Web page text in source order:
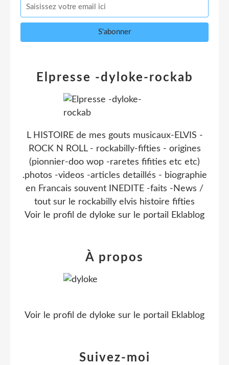
Elpresse -dyloke-rockab
L HISTOIRE de mes gouts musicaux-ELVIS -
ROCK N ROLL - rockabilly-fifties - origines
(pionnier-doo wop -raretes fifities etc etc)
.photos -videos -articles detaillés - biographie
en Francais souvent INEDITE -faits -News /
tout sur le rockabilly elvis histoire fifties
Voir le profil de dyloke sur le portail Eklablog
Suivez-moi
À propos
Voir le profil de dyloke sur le portail Eklablog